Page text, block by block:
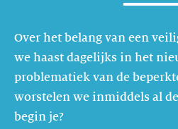
Over het belang van een
we haast dagelijks in het
problematiek van de
worstelen we inmiddels al
begin je?